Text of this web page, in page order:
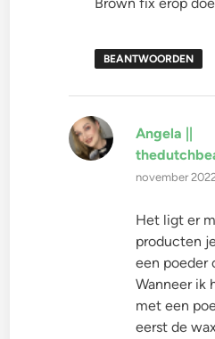
BEANTWOORDEN
Angela ||
november
Het ligt er
producten
een poeder
Wanneer ik
met een
eerst de